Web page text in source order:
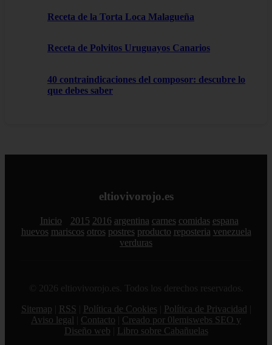
Receta de la Torta Loca Malagueña
Receta de Polvitos Uruguayos Canarios
40 contraindicaciones del composor: descubre lo
que debes saber
eltiovivorojo.es
Inicio 2015 2016 argentina carnes comidas espana
huevos mariscos otros postres producto reposteria venezuela
verduras
© 2026 eltiovivorojo.es. Todos los derechos reservados.
Sitemap
RSS Política de Cookies Política de Privacidad
Aviso legal
Contacto
Creado por 0lemiswebs SEO y
Diseño web
Libro sobre Cabañuelas